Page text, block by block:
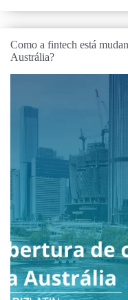
Como a fintech está
Austrália?